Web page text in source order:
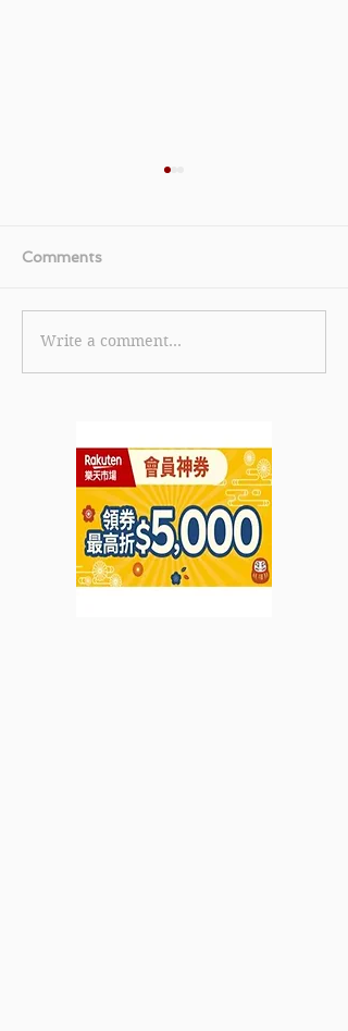
【Trip.com 優惠】6.6 狂
賞 - 旅行大Upgrade商務
Coins(優惠到2026年6月
7日)
Comments
Write a comment...